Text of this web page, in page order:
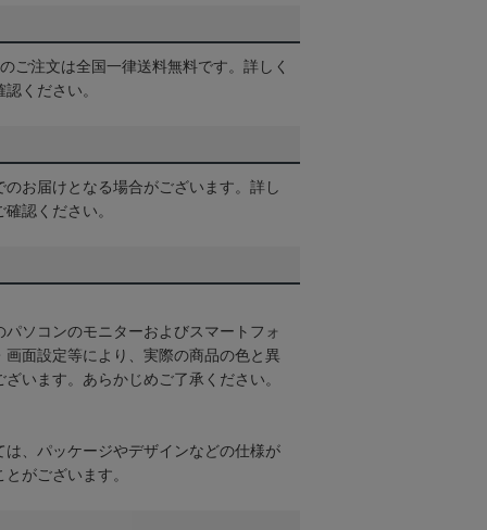
ご注文は全国一律送料無料です。詳しく
認ください。
お届けとなる場合がございます。詳し
確認ください。
ソコンのモニターおよびスマートフォ
画面設定等により、実際の商品の色と異
います。あらかじめご了承ください。
は、パッケージやデザインなどの仕様が
がございます。